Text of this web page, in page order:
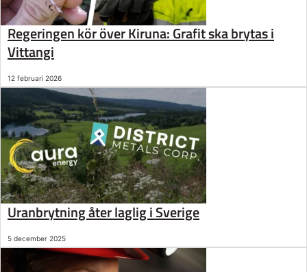
Regeringen kör över Kiruna: Grafit ska brytas i
Vittangi
12 februari 2026
Uranbrytning åter laglig i Sverige
5 december 2025